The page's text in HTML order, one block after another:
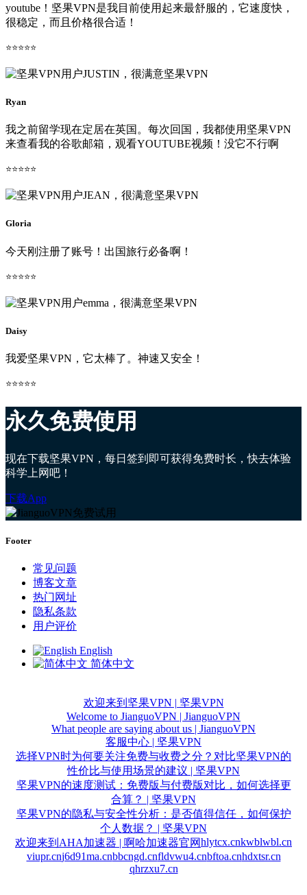
youtube！坚果VPN是我目前使用起来最舒服的，它速度快，
很稳定，而且价格很合适！
⭐⭐⭐⭐⭐
Ryan
我之前留学现在定居在英国。每次回国，我都使用坚果VPN
来查看我的谷歌邮箱，观看YOUTUBE视频！没它不行啊
⭐⭐⭐⭐⭐
Gloria
今天刚注册了账号！出国旅行必备啊！
⭐⭐⭐⭐⭐
Daisy
我爱坚果VPN，它太棒了。神速又安全！
⭐⭐⭐⭐⭐
永久免费使用
现在下载坚果VPN，每日签到即可获得免费时长，快去体验
科学上网吧！
下载App
Footer
常见问题
博客文章
热门网址
隐私条款
用户评价
English
简体中文
欢迎来到坚果VPN | 坚果VPN
Welcome to JianguoVPN | JianguoVPN
What people are saying about us | JianguoVPN
客服中心 | 坚果VPN
选择VPN时为何要关注免费与收费之分？对比坚果VPN的
性价比与使用场景的建议 | 坚果VPN
坚果VPN的速度测试：免费版与付费版对比，如何选择更
合算？ | 坚果VPN
坚果VPN的隐私与安全性分析：是否值得信任，如何保护
个人数据？ | 坚果VPN
欢迎来到AHA加速器 | 啊哈加速器官网hlytcx.cnkwblwbl.cn
viupr.cnj6d91ma.cnbbcngd.cnfldvwu4.cnbftoa.cnhdxtsr.cn
qhrzxu7.cn